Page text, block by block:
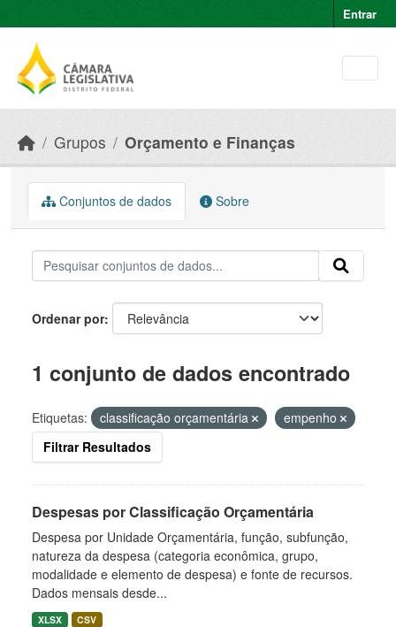
Entrar
Grupos Orçamento e Finanças
Conjuntos de dados Sobre
Ordenar por
1 conjunto de dados encontrado
Etiquetas: classificação orçamentária
empenho
Filtrar Resultados
Despesas por Classificação Orçamentária
Despesa por Unidade Orçamentária, função, subfunção,
natureza da despesa (categoria econômica, grupo,
modalidade e elemento de despesa) e fonte de recursos.
Dados mensais desde...
XLSX CSV